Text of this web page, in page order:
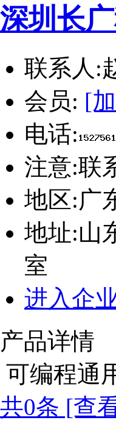
深圳长
联系人:
会员: [
电话:
注意:联
地区:广
地址:山
室
进入企
产品详情
可编程通
共0条 [查